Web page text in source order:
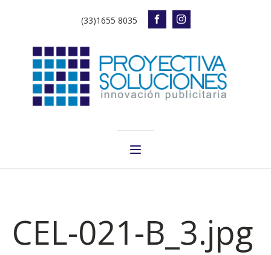
(33)1655 8035
CEL-021-B_3.jpg